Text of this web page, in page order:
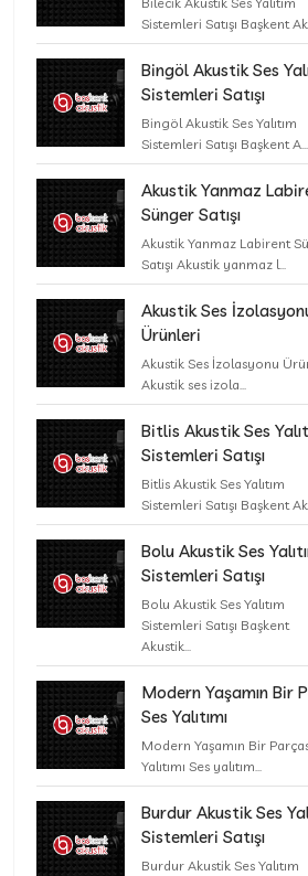
Sistemleri Satışı Başkent
Bingöl Akustik Ses
Sistemleri Satışı
Bingöl Akustik Ses Yalıtım
Sistemleri Satışı Başkent A...
Akustik Yanmaz
Sünger Satışı
Akustik Yanmaz Labirent
Satışı Akustik yanmaz l...
Akustik Ses
Ürünleri
Akustik Ses İzolasyonu
Akustik ses izola...
Bitlis Akustik Ses
Sistemleri Satışı
Bitlis Akustik Ses Yalıtım
Sistemleri Satışı Başkent
Bolu Akustik Ses
Sistemleri Satışı
Bolu Akustik Ses Yalıtım
Sistemleri Satışı Başkent
Akustik...
Modern Yaşamın Bir
Ses Yalıtımı
Modern Yaşamın Bir
Yalıtımı Ses yalıtım...
Burdur Akustik Ses
Sistemleri Satışı
Burdur Akustik Ses Yalıtım